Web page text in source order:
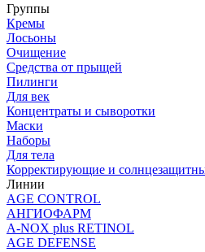
Группы
Кремы
Лосьоны
Очищение
Средства от прыщей
Пилинги
Для век
Концентраты и сыворотки
Маски
Наборы
Для тела
Корректирующие и
Линии
AGE CONTROL
АНГИОФАРМ
A-NOX plus RETINOL
AGE DEFENSE